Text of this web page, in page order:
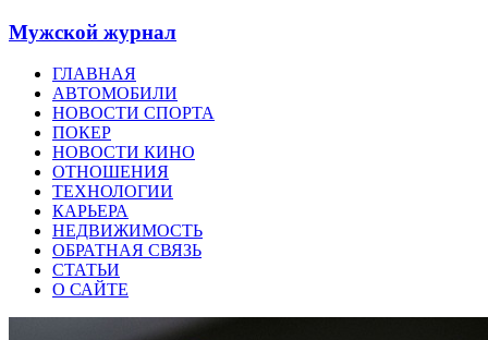
Мужской журнал
ГЛАВНАЯ
АВТОМОБИЛИ
НОВОСТИ СПОРТА
ПОКЕР
НОВОСТИ КИНО
ОТНОШЕНИЯ
ТЕХНОЛОГИИ
КАРЬЕРА
НЕДВИЖИМОСТЬ
ОБРАТНАЯ СВЯЗЬ
СТАТЬИ
О САЙТЕ